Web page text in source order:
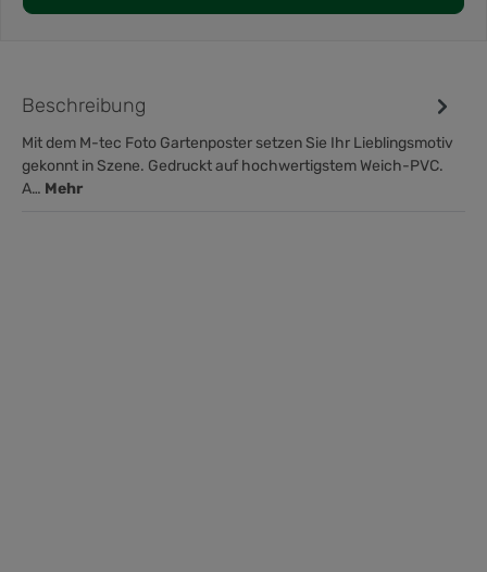
Beschreibung
Mit dem M-tec Foto Gartenposter setzen Sie Ihr Lieblingsmotiv
gekonnt in Szene. Gedruckt auf hochwertigstem Weich-PVC.
A… Mehr